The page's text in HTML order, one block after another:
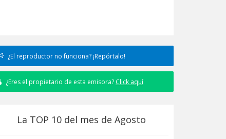
¿El reproductor no funciona? ¡Repórtalo!
¿Eres el propietario de esta emisora? Click aquí
La TOP 10 del mes de Agosto